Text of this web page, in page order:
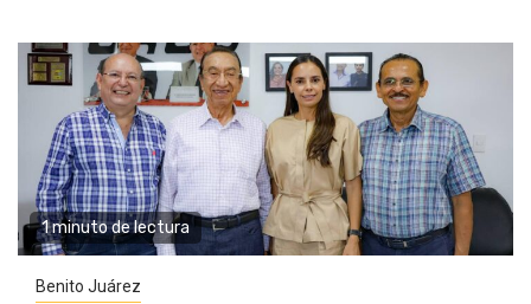
1 minuto de lectura
Benito Juárez